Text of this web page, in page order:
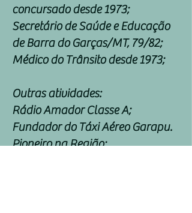
concursado desde 1973;
Secretário de Saúde e Educação
de Barra do Garças/MT, 79/82;
Médico do Trânsito desde 1973;
Outras atividades:
Rádio Amador Classe A;
Fundador do Táxi Aéreo Garapu.
Pioneiro na Região;